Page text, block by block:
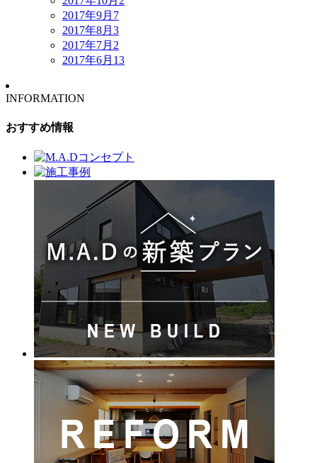
2017年9月 7
2017年8月 3
2017年7月 2
2017年6月 13
INFORMATION
おすすめ情報